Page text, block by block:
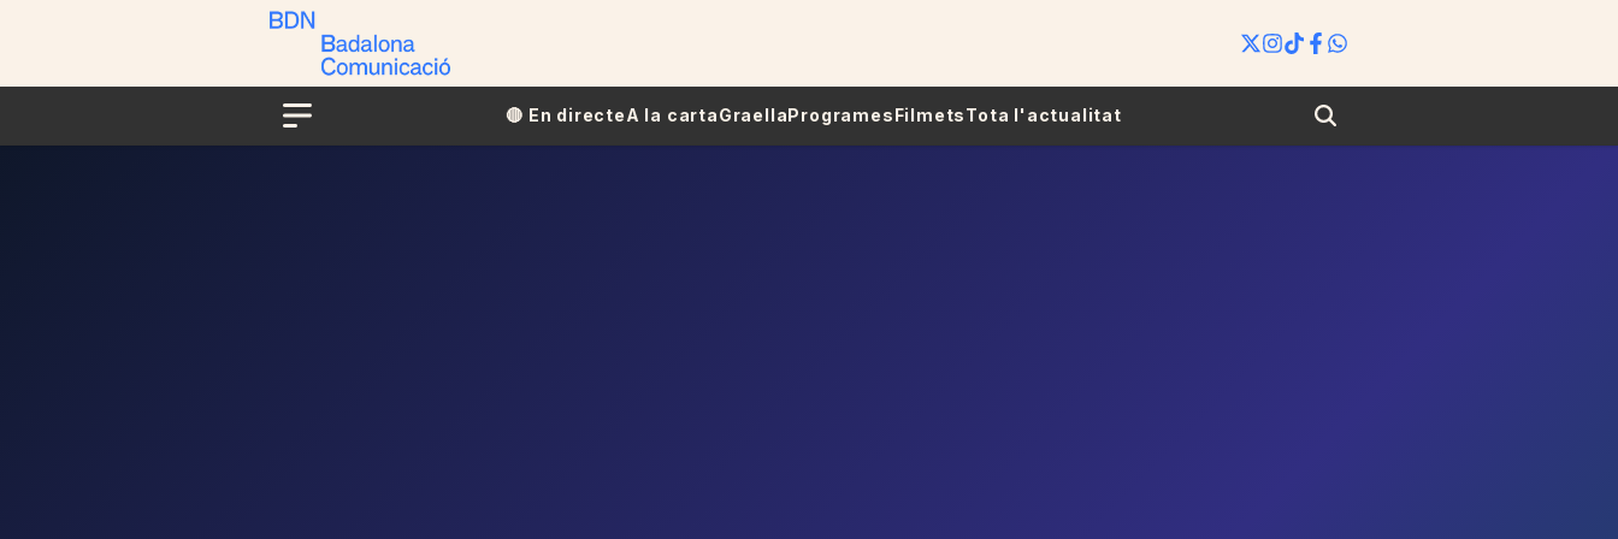
Menu
🔴​​ En directeA la cartaGraellaProgramesFilmetsTota l'actualitat Search